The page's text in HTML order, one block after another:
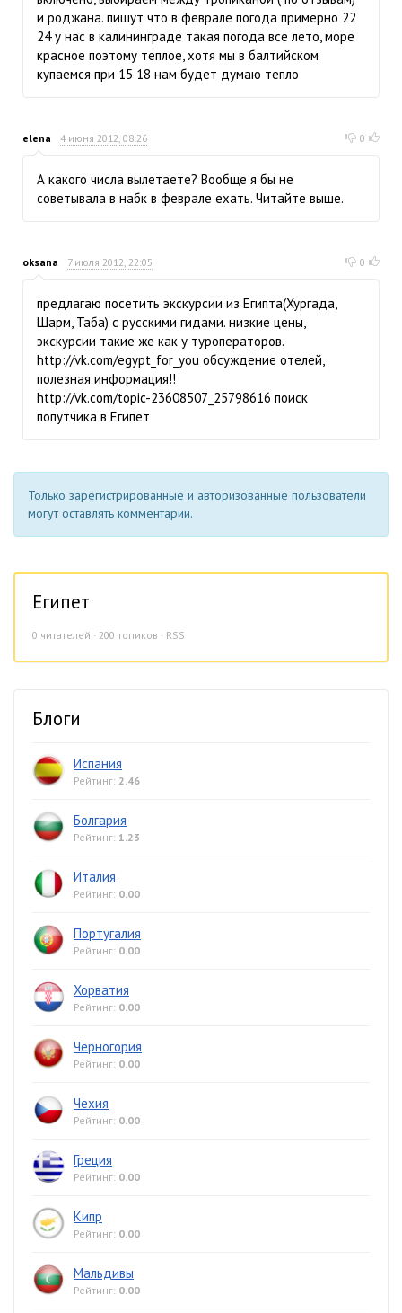
и роджана. пишут что в феврале погода примерно 22
24 у нас в калининграде такая погода все лето, море
красное поэтому теплое, хотя мы в балтийском
купаемся при 15 18 нам будет думаю тепло
elena 4 июня 2012, 08:26 0
А какого числа вылетаете? Вообще я бы не
советывала в набк в феврале ехать. Читайте выше.
oksana 7 июля 2012, 22:05 0
предлагаю посетить экскурсии из Египта(Хургада,
Шарм, Таба) с русскими гидами. низкие цены,
экскурсии такие же как у туроператоров.
http://vk.com/egypt_for_you обсуждение отелей,
полезная информация!!
http://vk.com/topic-23608507_25798616 поиск
попутчика в Египет
Только зарегистрированные и авторизованные пользователи
могут оставлять комментарии.
Египет
0 читателей · 200 топиков · RSS
Блоги
Испания
Рейтинг: 2.46
Болгария
Рейтинг: 1.23
Италия
Рейтинг: 0.00
Португалия
Рейтинг: 0.00
Хорватия
Рейтинг: 0.00
Черногория
Рейтинг: 0.00
Чехия
Рейтинг: 0.00
Греция
Рейтинг: 0.00
Кипр
Рейтинг: 0.00
Мальдивы
Рейтинг: 0.00